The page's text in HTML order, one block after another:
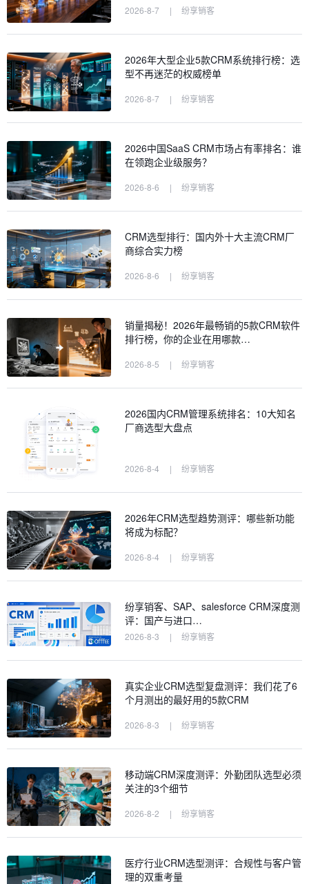
2026-8-7 | 纷享销客
2026年大型企业5款CRM系统排行榜：选
型不再迷茫的权威榜单
2026-8-7 | 纷享销客
2026中国SaaS CRM市场占有率排名：谁
在领跑企业级服务？
2026-8-6 | 纷享销客
CRM选型排行：国内外十大主流CRM厂
商综合实力榜
2026-8-6 | 纷享销客
销量揭秘！2026年最畅销的5款CRM软件
排行榜，你的企业在用哪款…
2026-8-5 | 纷享销客
2026国内CRM管理系统排名：10大知名
厂商选型大盘点
2026-8-4 | 纷享销客
2026年CRM选型趋势测评：哪些新功能
将成为标配？
2026-8-4 | 纷享销客
纷享销客、SAP、salesforce CRM深度测
评：国产与进口…
2026-8-3 | 纷享销客
真实企业CRM选型复盘测评：我们花了6
个月测出的最好用的5款CRM
2026-8-3 | 纷享销客
移动端CRM深度测评：外勤团队选型必须
关注的3个细节
2026-8-2 | 纷享销客
医疗行业CRM选型测评：合规性与客户管
理的双重考量